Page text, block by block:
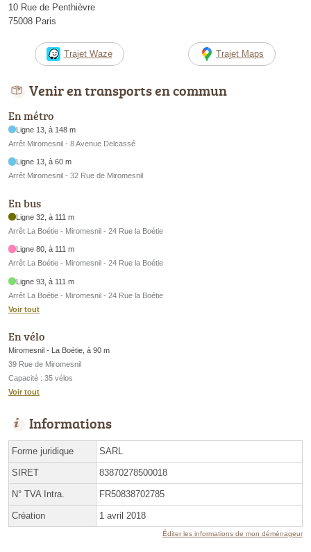
10 Rue de Penthièvre
75008 Paris
Trajet Waze Trajet Maps
Venir en transports en commun
En métro
Ligne 13, à 148 m
Arrêt Miromesnil - 8 Avenue Delcassé
Ligne 13, à 60 m
Arrêt Miromesnil - 32 Rue de Miromesnil
En bus
Ligne 32, à 111 m
Arrêt La Boétie - Miromesnil - 24 Rue la Boétie
Ligne 80, à 111 m
Arrêt La Boétie - Miromesnil - 24 Rue la Boétie
Ligne 93, à 111 m
Arrêt La Boétie - Miromesnil - 24 Rue la Boétie
Voir tout
En vélo
Miromesnil - La Boétie, à 90 m
39 Rue de Miromesnil
Capacité : 35 vélos
Voir tout
Informations
Forme juridique SARL
SIRET 83870278500018
N° TVA Intra. FR50838702785
Création 1 avril 2018
Éditer les informations de mon déménageur